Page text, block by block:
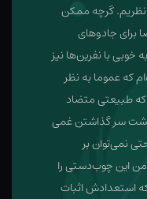
نظریم. گرچه ممکن
جادوهای
خوبی با نفرین‌ها نیز
که عموما به نظر
که طبیعتی متضاد
پشت سر گذاشتن غمی
نمی‌توان بر
این چوب‌دستی را
استعدادش اثبات